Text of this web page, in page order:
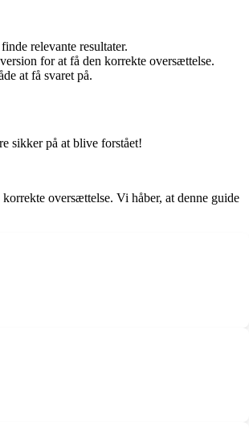
relevante resultater.
for at få den korrekte oversættelse.
at få svaret på.
sikker på at blive forstået!
oversættelse. Vi håber, at denne guide